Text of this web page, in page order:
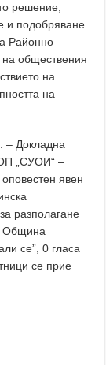
решение,
и подобряване
Районно
обществения
на
на
– Докладна
„СУОИ“ –
явен
разполагане
Община
се”, 0 гласа
се прие